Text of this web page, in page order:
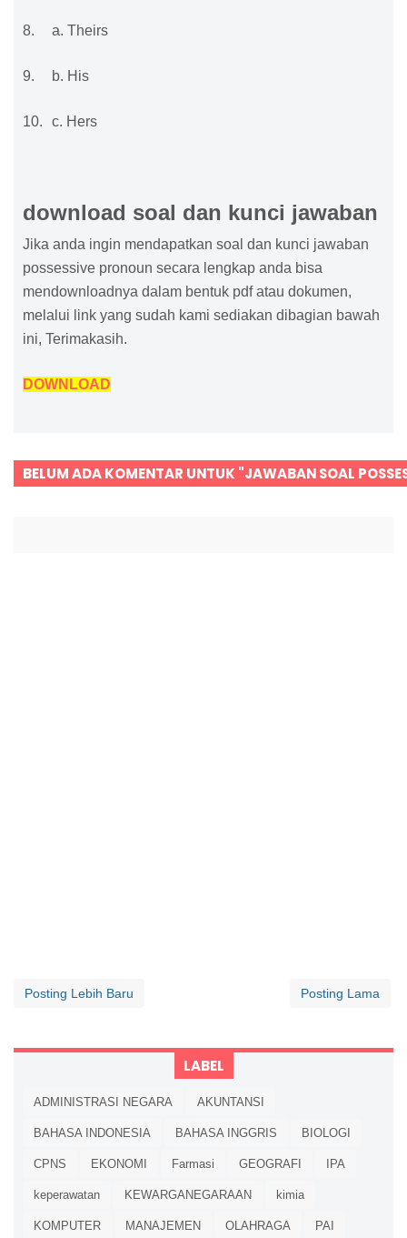
8. a. Theirs
9. b. His
10. c. Hers
download soal dan kunci jawaban
Jika anda ingin mendapatkan soal dan kunci jawaban
possessive pronoun secara lengkap anda bisa
mendownloadnya dalam bentuk pdf atau dokumen,
melalui link yang sudah kami sediakan dibagian bawah
ini, Terimakasih.
DOWNLOAD
BELUM ADA KOMENTAR UNTUK "JAWABAN SOAL
Posting Lebih Baru Posting Lama
LABEL
ADMINISTRASI NEGARA AKUNTANSI
BAHASA INDONESIA BAHASA INGGRIS BIOLOGI
CPNS EKONOMI Farmasi GEOGRAFI IPA
keperawatan KEWARGANEGARAAN kimia
KOMPUTER MANAJEMEN OLAHRAGA PAI